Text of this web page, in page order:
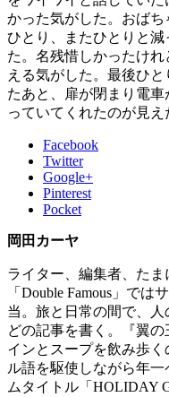
かった気がした。おば
ひとり、またひとりと
た。名残惜しかったけ
える気がした。最後ひ
たあと、扉が閉まり電
っていてくれたのが見え
Facebook
Twitter
Google+
Pinterest
Pocket
岡田カーヤ
ライター、編集者、た
「Double Famous」で
当。旅と日常の間で、
どの記事を書く。『翼
インとスープを飲み歩
ル語を駆使しながら年
ムタイトル「HOLIDAY